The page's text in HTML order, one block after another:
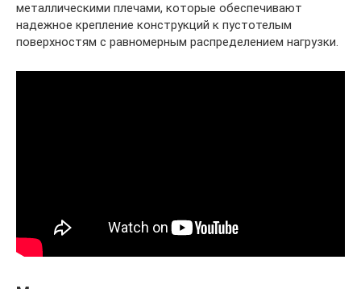
металлическими плечами, которые обеспечивают
надежное крепление конструкций к пустотелым
поверхностям с равномерным распределением нагрузки.